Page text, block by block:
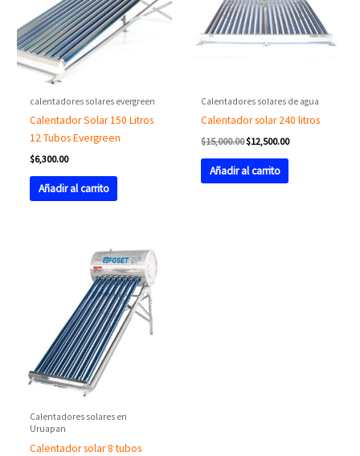
calentadores solares evergreen
Calentador Solar 150 Litros
12 Tubos Evergreen
$6,300.00
Añadir al carrito
Calentadores solares de agua
Calentador solar 240 litros
$15,000.00$12,500.00
Añadir al carrito
Calentadores solares en
Uruapan
Calentador solar 8 tubos